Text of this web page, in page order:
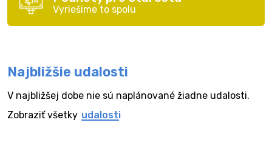
Vyriešime to spolu
Najbližšie udalosti
V najbližšej dobe nie sú naplánované žiadne udalosti.
Zobraziť všetky udalosti